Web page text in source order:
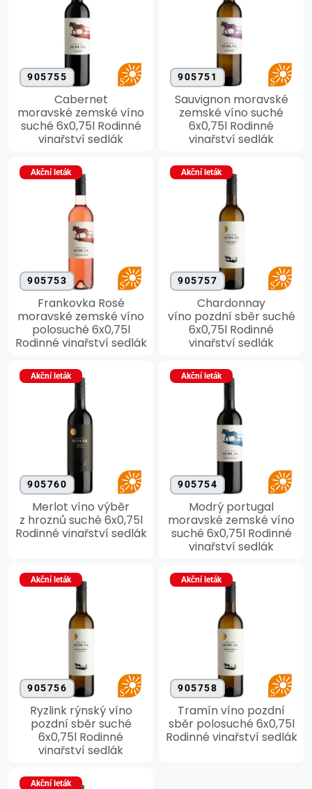
905755
Cabernet
moravské zemské víno
suché 6x0,75l Rodinné
vinařství sedlák
905751
Sauvignon moravské
zemské víno suché
6x0,75l Rodinné
vinařství sedlák
Akční leták
905753
Frankovka Rosé
moravské zemské víno
polosuché 6x0,75l
Rodinné vinařství sedlák
Akční leták
905757
Chardonnay
víno pozdní sběr suché
6x0,75l Rodinné
vinařství sedlák
Akční leták
905760
Merlot víno výběr
z hroznů suché 6x0,75l
Rodinné vinařství sedlák
Akční leták
905754
Modrý portugal
moravské zemské víno
suché 6x0,75l Rodinné
vinařství sedlák
Akční leták
905756
Ryzlink rýnský víno
pozdní sběr suché
6x0,75l Rodinné
vinařství sedlák
Akční leták
905758
Tramín víno pozdní
sběr polosuché 6x0,75l
Rodinné vinařství sedlák
Akční leták